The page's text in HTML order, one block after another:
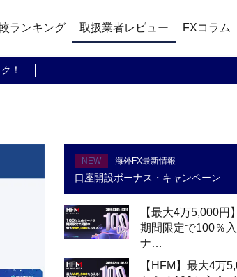
ランキング 取扱業者レビュー FXコラム
！
NEW 海外FX最新情報
口座開設ボーナス・キャンペーン
【最大4万5,000円
期間限定で100％
ナ…
【HFM】最大4万